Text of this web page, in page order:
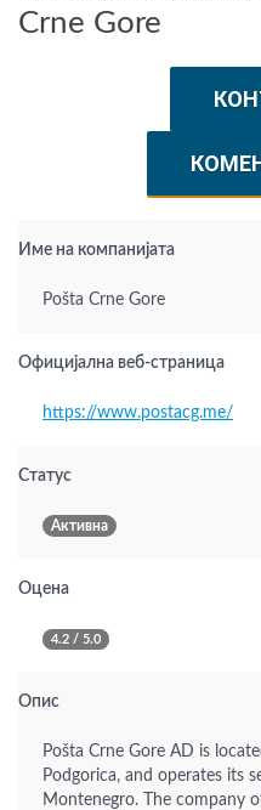
Crne Gore
Име на компанијата
Pošta Crne Gore
Официјална веб-страница
https://www.postacg.me/
Статус
Активна
Оцена
4.2 / 5.0
Опис
Pošta Crne Gore AD is
Podgorica, and operates its
Montenegro. The company